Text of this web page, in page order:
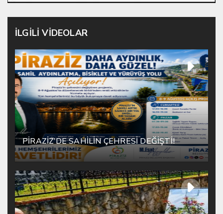
İLGİLİ VİDEOLAR
PİRAZİZ’DE SAHİLİN ÇEHRESİ DEĞİŞTİ!